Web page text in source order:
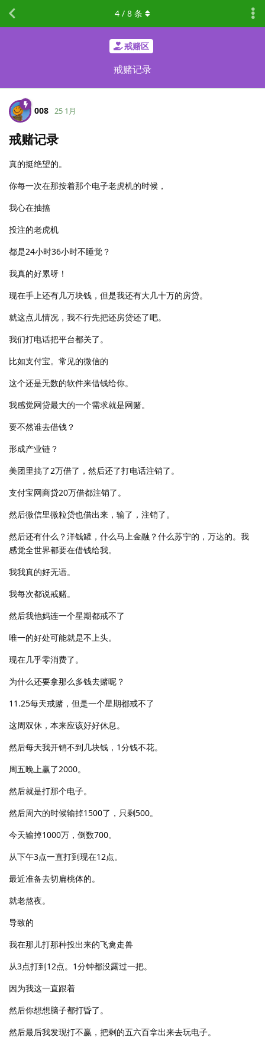
戒赌区
戒赌记录
4 / 8 条
008 25 1月
戒赌记录
真的挺绝望的。
你每一次在那按着那个电子老虎机的时候，
我心在抽搐
投注的老虎机
都是24小时36小时不睡觉？
我真的好累呀！
现在手上还有几万块钱，但是我还有大几十万的房贷。
就这点儿情况，我不行先把还房贷还了吧。
我们打电话把平台都关了。
比如支付宝。常见的微信的
这个还是无数的软件来借钱给你。
我感觉网贷最大的一个需求就是网赌。
要不然谁去借钱？
形成产业链？
美团里搞了2万借了，然后还了打电话注销了。
支付宝网商贷20万借都注销了。
然后微信里微粒贷也借出来，输了，注销了。
然后还有什么？洋钱罐，什么马上金融？什么苏宁的，万达的。我
感觉全世界都要在借钱给我。
我我真的好无语。
我每次都说戒赌。
然后我他妈连一个星期都戒不了
唯一的好处可能就是不上头。
现在几乎零消费了。
为什么还要拿那么多钱去赌呢？
11.25每天戒赌，但是一个星期都戒不了
这周双休，本来应该好好休息。
然后每天我开销不到几块钱，1分钱不花。
周五晚上赢了2000。
然后就是打那个电子。
然后周六的时候输掉1500了，只剩500。
今天输掉1000万，倒数700。
从下午3点一直打到现在12点。
最近准备去切扁桃体的。
就老熬夜。
导致的
我在那儿打那种投出来的飞禽走兽
从3点打到12点。1分钟都没露过一把。
因为我这一直跟着
然后你想想脑子都打昏了。
然后最后我发现打不赢，把剩的五六百拿出来去玩电子。